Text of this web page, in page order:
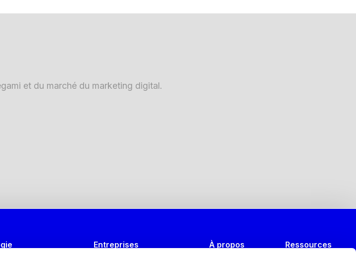
et du marché du marketing digital.
Entreprises À propos Ressources